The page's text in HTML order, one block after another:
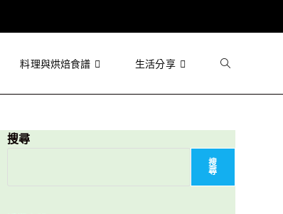
料理與烘焙食譜 生活分享 Toggle
search
搜尋
搜
尋